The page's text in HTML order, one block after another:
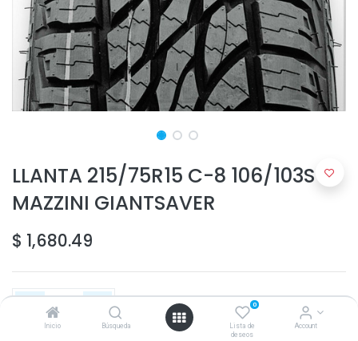
Inicio Búsqueda
0
Lista de
deseos
Account
LLANTA 215/75R15 C-8 106/103S
MAZZINI GIANTSAVER
$ 1,680.49